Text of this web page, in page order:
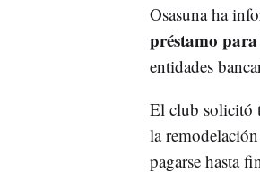
Osasuna ha
préstamo
entidades
El club solicitó
la
pagarse hasta